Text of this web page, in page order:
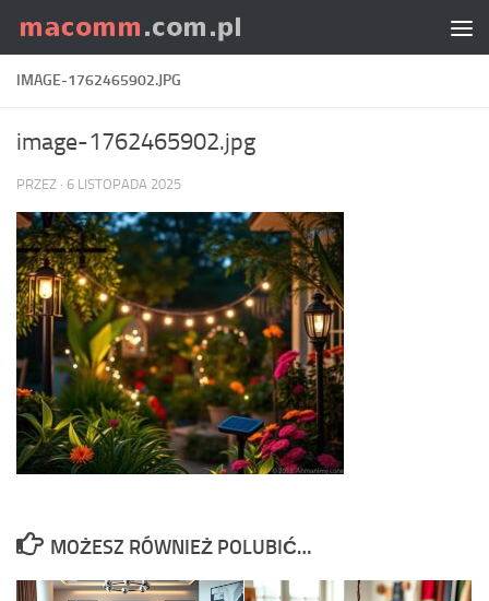
Skip to content
IMAGE-1762465902.JPG
image-1762465902.jpg
PRZEZ · 6 LISTOPADA 2025
MOŻESZ RÓWNIEŻ POLUBIĆ…